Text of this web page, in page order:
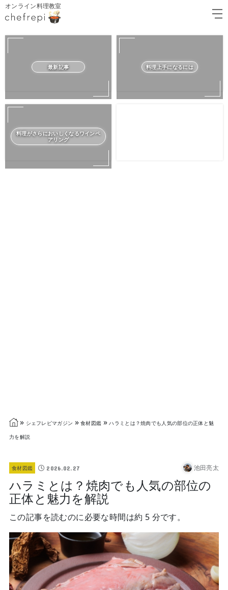
オンライン料理教室
最新記事 料理上手になるには
料理がさらにおいしくなるワインペ
アリング
» シェフレピマガジン » 食材図鑑 » ハラミとは？焼肉でも人気の部位の正体と魅
力を解説
食材図鑑 2026.02.27 池田亮太
ハラミとは？焼肉でも人気の部位の
正体と魅力を解説
この記事を読むのに必要な時間は約 5 分です。